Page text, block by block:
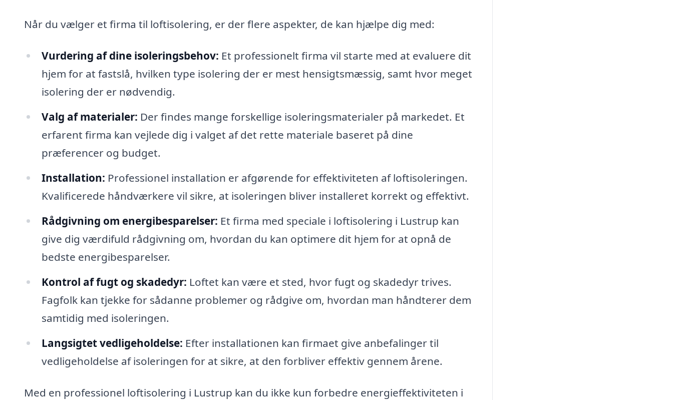
Når du vælger et firma til loftisolering, er der flere aspekter, de kan hjælpe dig med:
Vurdering af dine isoleringsbehov: Et professionelt firma vil starte med at evaluere dit
hjem for at fastslå, hvilken type isolering der er mest hensigtsmæssig, samt hvor meget
isolering der er nødvendig.
Valg af materialer: Der findes mange forskellige isoleringsmaterialer på markedet. Et
erfarent firma kan vejlede dig i valget af det rette materiale baseret på dine
præferencer og budget.
Installation: Professionel installation er afgørende for effektiviteten af loftisoleringen.
Kvalificerede håndværkere vil sikre, at isoleringen bliver installeret korrekt og effektivt.
Rådgivning om energibesparelser: Et firma med speciale i loftisolering i Lustrup kan
give dig værdifuld rådgivning om, hvordan du kan optimere dit hjem for at opnå de
bedste energibesparelser.
Kontrol af fugt og skadedyr: Loftet kan være et sted, hvor fugt og skadedyr trives.
Fagfolk kan tjekke for sådanne problemer og rådgive om, hvordan man håndterer dem
samtidig med isoleringen.
Langsigtet vedligeholdelse: Efter installationen kan firmaet give anbefalinger til
vedligeholdelse af isoleringen for at sikre, at den forbliver effektiv gennem årene.
Med en professionel loftisolering i Lustrup kan du ikke kun forbedre energieffektiviteten i